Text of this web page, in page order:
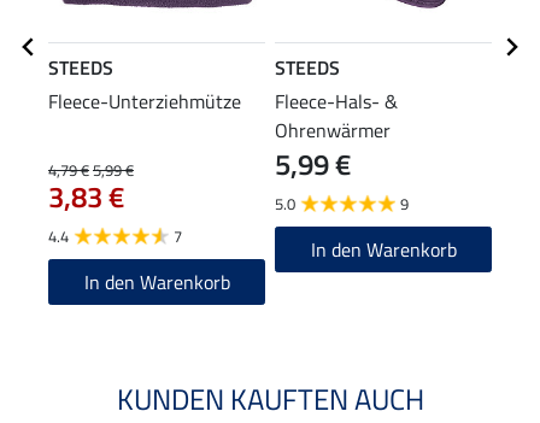
STEEDS
Fleece-Unterziehmütze
4,79 €5,99 €
3,83 €
4.4 7
In den Warenkorb
STEEDS
Fleece-Hals- &
Ohrenwärmer
5,99 €
5.0 9
In den Warenkorb
KUNDEN KAUFTEN AUCH